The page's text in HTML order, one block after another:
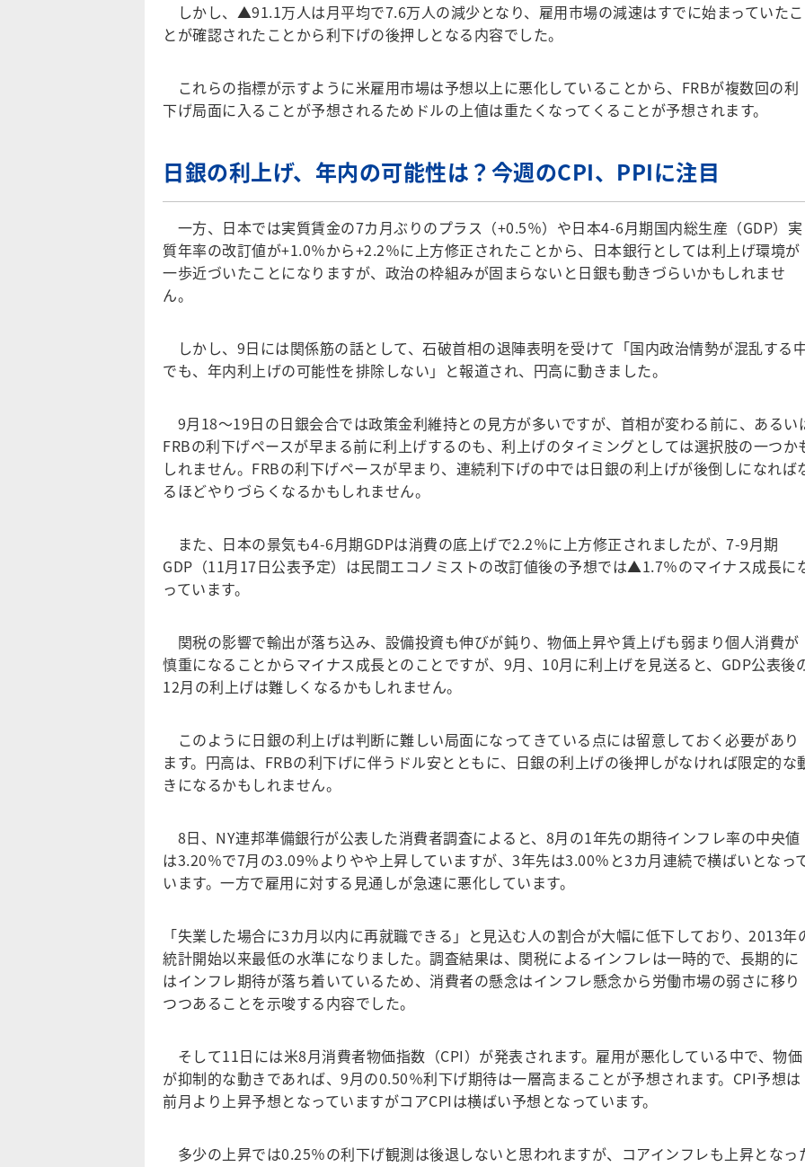
しかし、▲91.1万人は月平均で7.6万人の減少となり、雇用市場の減速はすでに始まっていたこ
とが確認されたことから利下げの後押しとなる内容でした。
これらの指標が示すように米雇用市場は予想以上に悪化していることから、FRBが複数回の利
下げ局面に入ることが予想されるためドルの上値は重たくなってくることが予想されます。
日銀の利上げ、年内の可能性は？今週のCPI、PPIに注目
一方、日本では実質賃金の7カ月ぶりのプラス（+0.5％）や日本4-6月期国内総生産（GDP）実
質年率の改訂値が+1.0％から+2.2％に上方修正されたことから、日本銀行としては利上げ環境が
一歩近づいたことになりますが、政治の枠組みが固まらないと日銀も動きづらいかもしれませ
ん。
しかし、9日には関係筋の話として、石破首相の退陣表明を受けて「国内政治情勢が混乱する
でも、年内利上げの可能性を排除しない」と報道され、円高に動きました。
9月18～19日の日銀会合では政策金利維持との見方が多いですが、首相が変わる前に、あるい
FRBの利下げペースが早まる前に利上げするのも、利上げのタイミングとしては選択肢の一つか
しれません。FRBの利下げペースが早まり、連続利下げの中では日銀の利上げが後倒しになれば
るほどやりづらくなるかもしれません。
また、日本の景気も4-6月期GDPは消費の底上げで2.2％に上方修正されましたが、7-9月期
GDP（11月17日公表予定）は民間エコノミストの改訂値後の予想では▲1.7％のマイナス成長に
っています。
関税の影響で輸出が落ち込み、設備投資も伸びが鈍り、物価上昇や賃上げも弱まり個人消費が
慎重になることからマイナス成長とのことですが、9月、10月に利上げを見送ると、GDP公表後
12月の利上げは難しくなるかもしれません。
このように日銀の利上げは判断に難しい局面になってきている点には留意しておく必要があり
ます。円高は、FRBの利下げに伴うドル安とともに、日銀の利上げの後押しがなければ限定的な
きになるかもしれません。
8日、NY連邦準備銀行が公表した消費者調査によると、8月の1年先の期待インフレ率の中央値
は3.20％で7月の3.09％よりやや上昇していますが、3年先は3.00％と3カ月連続で横ばいとなっ
います。一方で雇用に対する見通しが急速に悪化しています。
「失業した場合に3カ月以内に再就職できる」と見込む人の割合が大幅に低下しており、2013年
統計開始以来最低の水準になりました。調査結果は、関税によるインフレは一時的で、長期的に
はインフレ期待が落ち着いているため、消費者の懸念はインフレ懸念から労働市場の弱さに移り
つつあることを示唆する内容でした。
そして11日には米8月消費者物価指数（CPI）が発表されます。雇用が悪化している中で、物価
が抑制的な動きであれば、9月の0.50％利下げ期待は一層高まることが予想されます。CPI予想は
前月より上昇予想となっていますがコアCPIは横ばい予想となっています。
多少の上昇では0.25％の利下げ観測は後退しないと思われますが、コアインフレも上昇となっ